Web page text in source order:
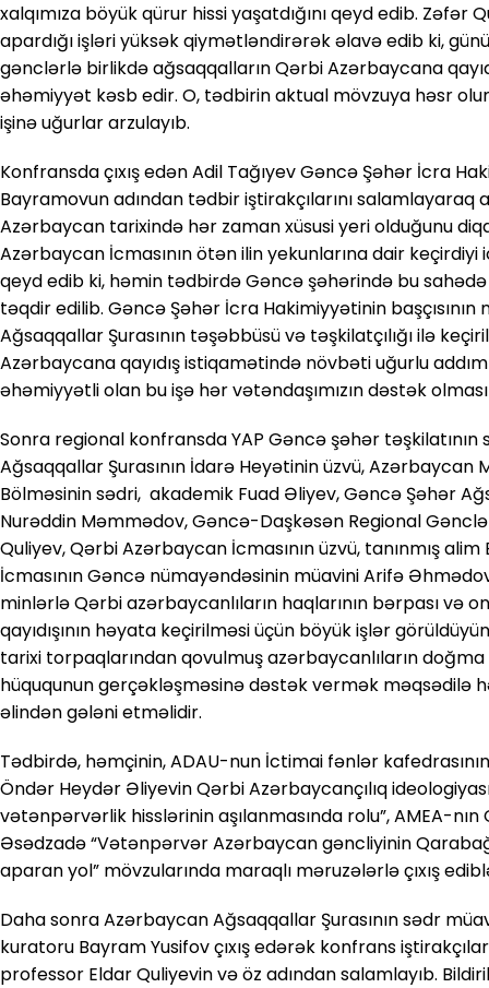
xalqımıza böyük qürur hissi yaşatdığını qeyd edib.
apardığı işləri yüksək qiymətləndirərək əlavə edib ki,
gənclərlə birlikdə ağsaqqalların Qərbi Azərbaycana
əhəmiyyət kəsb edir. O, tədbirin aktual mövzuya həsr
işinə uğurlar arzulayıb.
Konfransda çıxış edən Adil Tağıyev Gəncə Şəhər İcra
Bayramovun adından tədbir iştirakçılarını
Azərbaycan tarixində hər zaman xüsusi yeri olduğunu
Azərbaycan İcmasının ötən ilin yekunlarına dair
qeyd edib ki, həmin tədbirdə Gəncə şəhərində bu
təqdir edilib. Gəncə Şəhər İcra Hakimiyyətinin
Ağsaqqallar Şurasının təşəbbüsü və təşkilatçılığı ilə
Azərbaycana qayıdış istiqamətində növbəti uğurlu
əhəmiyyətli olan bu işə hər vətəndaşımızın dəstək
Sonra regional konfransda YAP Gəncə şəhər
Ağsaqqallar Şurasının İdarə Heyətinin üzvü, Azərbaycan
Bölməsinin sədri, akademik Fuad Əliyev, Gəncə Şəhər
Nurəddin Məmmədov, Gəncə-Daşkəsən Regional
Quliyev, Qərbi Azərbaycan İcmasının üzvü, tanınmış
İcmasının Gəncə nümayəndəsinin müavini Arifə
minlərlə Qərbi azərbaycanlıların haqlarının bərpası və
qayıdışının həyata keçirilməsi üçün böyük işlər
tarixi torpaqlarından qovulmuş azərbaycanlıların
hüququnun gerçəkləşməsinə dəstək vermək məqsədilə
əlindən gələni etməlidir.
Tədbirdə, həmçinin, ADAU-nun İctimai fənlər
Öndər Heydər Əliyevin Qərbi Azərbaycançılıq
vətənpərvərlik hisslərinin aşılanmasında rolu”, AMEA-
Əsədzadə “Vətənpərvər Azərbaycan gəncliyinin
aparan yol” mövzularında maraqlı məruzələrlə çıxış
Daha sonra Azərbaycan Ağsaqqallar Şurasının sədr
kuratoru Bayram Yusifov çıxış edərək konfrans
professor Eldar Quliyevin və öz adından salamlayıb.